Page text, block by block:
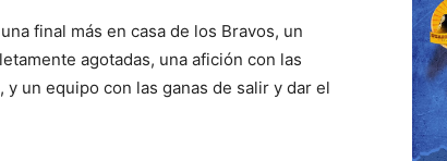
final más en casa de los Bravos, un
agotadas, una afición con las
un equipo con las ganas de salir y dar el